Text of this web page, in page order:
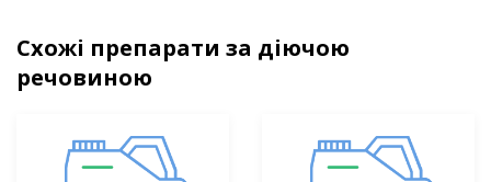
Схожі препарати за діючою
речовиною